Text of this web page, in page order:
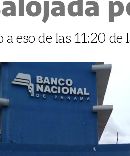
a eso de las 11:20